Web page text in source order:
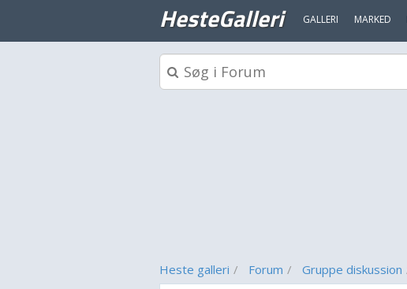
HesteGalleri GALLERI MARKED
Heste galleri Forum Gruppe diskussion